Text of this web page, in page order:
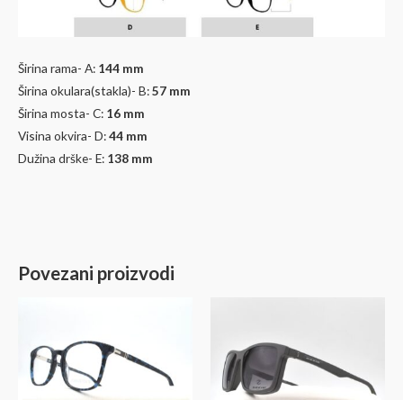
Širina rama- A: 144 mm
Širina okulara(stakla)- B:57 mm
Širina mosta- C: 16 mm
Visina okvira- D:44 mm
Dužina drške- E: 138 mm
Povezani proizvodi